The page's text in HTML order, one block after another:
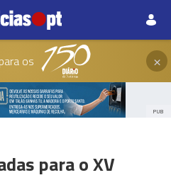
para os ×
PUB
para o XV